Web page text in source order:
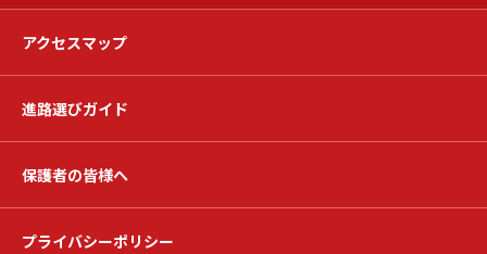
アクセスマップ
進路選びガイド
保護者の皆様へ
プライバシーポリシー